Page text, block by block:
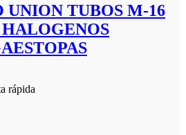
TUBOS M-16
rápida